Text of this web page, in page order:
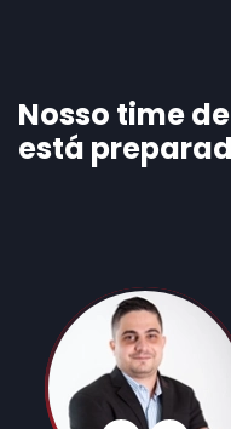
Nosso time
está